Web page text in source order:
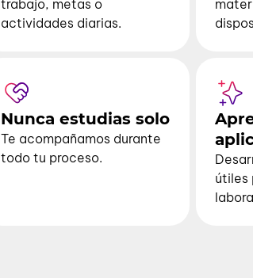
trabajo, metas o
actividades diarias.
Nunca estudias solo
Te acompañamos durante
todo tu proceso.
útiles